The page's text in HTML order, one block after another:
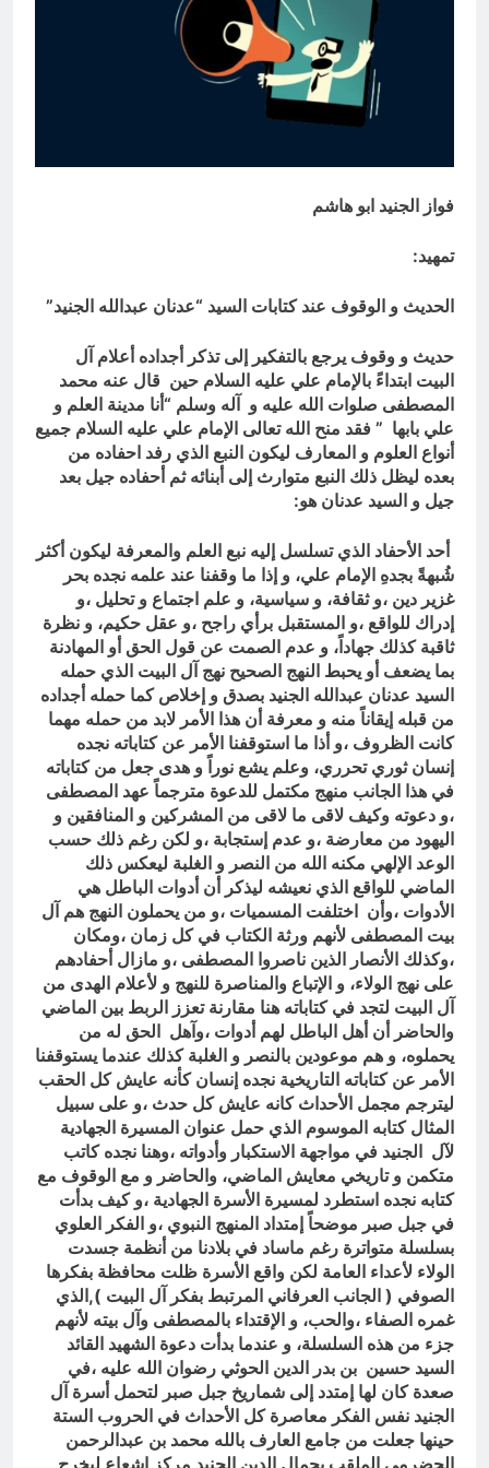
تمنعها)؟ واخطر زعماء الارهاب بالعراق
ليسوا سعوديين..و(الارهابيين جاءوا من
سوريا العلوية وليس من السعودية
الأنبار تتقلد تيجان اللآليء والدرر في ظل
محافظها المهندس عمر مشعان دبوس
في مسيرة النهوض لـمائتي يوم
فواز الجنيد ابو هاشم
تمهيد:
الحديث و الوقوف عند كتابات السيد “عدنان عبدالله الجنيد”
حديث و وقوف يرجع بالتفكير إلى تذكر أجداده أعلام آل
البيت ابتداءً بالإمام علي عليه السلام حين قال عنه محمد
المصطفى صلوات الله عليه و آله وسلم “أنا مدينة العلم و
علي بابها ” فقد منح الله تعالى الإمام علي عليه السلام جميع
أنواع العلوم و المعارف ليكون النبع الذي رفد احفاده من
بعده ليظل ذلك النبع متوارث إلى أبنائه ثم أحفاده جيل بعد
جيل و السيد عدنان هو:
أحد الأحفاد الذي تسلسل إليه نبع العلم والمعرفة ليكون أكثر
شُبهةً بجدهِ الإمام علي، و إذا ما وقفنا عند علمه نجده بحر
غزير دين ،و ثقافة، و سياسية، و علم اجتماع و تحليل ،و
إدراك للواقع ،و المستقبل برأي راجح ،و عقل حكيم، و نظرة
ثاقبة كذلك جهاداً، و عدم الصمت عن قول الحق أو المهادنة
بما يضعف أو يحبط النهج الصحيح نهج آل البيت الذي حمله
السيد عدنان عبدالله الجنيد بصدق و إخلاص كما حمله أجداده
من قبله إيقاناً منه و معرفة أن هذا الأمر لابد من حمله مهما
كانت الظروف ،و أذا ما استوقفنا الأمر عن كتاباته نجده
إنسان ثوري تحرري، وعلم يشع نوراً و هدى جعل من كتاباته
في هذا الجانب منهج مكتمل للدعوة مترجماً عهد المصطفى
،و دعوته وكيف لاقى ما لاقى من المشركين و المنافقين و
اليهود من معارضة ،و عدم إستجابة ،و لكن رغم ذلك حسب
الوعد الإلهي مكنه الله من النصر و الغلبة ليعكس ذلك
الماضي للواقع الذي نعيشه ليذكر أن أدوات الباطل هي
الأدوات ،وأن اختلفت المسميات ،و من يحملون النهج هم آل
بيت المصطفى لأنهم ورثة الكتاب في كل زمان ،ومكان
،وكذلك الأنصار الذين ناصروا المصطفى ،و مازال أحفادهم
على نهج الولاء، و الإتباع والمناصرة للنهج و لأعلام الهدى من
آل البيت لتجد في كتاباته هنا مقارنة تعزز الربط بين الماضي
والحاضر أن أهل الباطل لهم أدوات ،وآهل الحق له من
يحملوه، و هم موعودين بالنصر و الغلبة كذلك عندما يستوقفنا
الأمر عن كتاباته التاريخية نجده إنسان كأنه عايش كل الحقب
ليترجم مجمل الأحداث كانه عايش كل حدث ،و على سبيل
المثال كتابه الموسوم الذي حمل عنوان المسيرة الجهادية
لآل الجنيد في مواجهة الاستكبار وأدواته ،وهنا نجده كاتب
متكمن و تاريخي معايش الماضي، والحاضر و مع الوقوف مع
كتابه نجده استطرد لمسيرة الأسرة الجهادية ،و كيف بدأت
في جبل صبر موضحاً إمتداد المنهج النبوي ،و الفكر العلوي
بسلسلة متواترة رغم ماساد في بلادنا من أنظمة جسدت
الولاء لأعداء العامة لكن واقع الأسرة ظلت محافظة بفكرها
الصوفي ( الجانب العرفاني المرتبط بفكر آل البيت ),الذي
غمره الصفاء ،والحب، و الإقتداء بالمصطفى وآل بيته لأنهم
جزء من هذه السلسلة، و عندما بدأت دعوة الشهيد القائد
السيد حسين بن بدر الدين الحوثي رضوان الله عليه ،في
صعدة كان لها إمتدد إلى شماريخ جبل صبر لتحمل أسرة آل
الجنيد نفس الفكر معاصرة كل الأحداث في الحروب الستة
حينها جعلت من جامع العارف بالله محمد بن عبدالرحمن